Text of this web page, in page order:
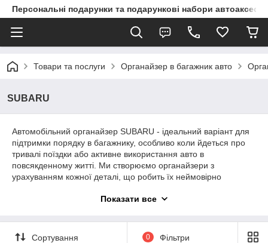
Персональні подарунки та подарункові набори
Товари та послуги Органайзер в багажник авто
SUBARU
Автомобільний органайзер SUBARU - ідеальний варіант для
підтримки порядку в багажнику, особливо коли йдеться про
тривалі поїздки або активне використання авто в
повсякденному житті. Ми створюємо органайзери з
урахуванням кожної деталі, що робить їх неймовірно
аптечки, вогнегасника, інструментів, туристичних наборів та
багажнику завжди буде лад, а потрібні предмети будуть під
рукою.
Показати все
Сортування 0 Фільтри